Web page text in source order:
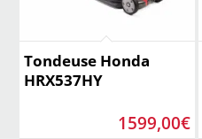
Tondeuse Honda
HRX537HY
1599,00€